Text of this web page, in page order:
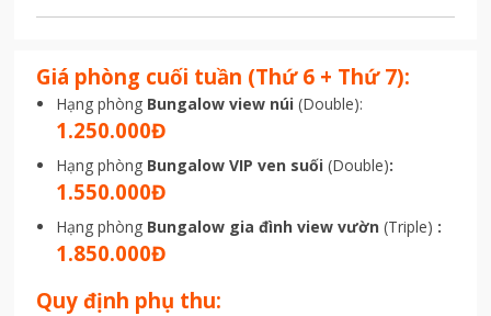
Giá phòng cuối tuần (Thứ 6 + Thứ 7):
Hạng phòng Bungalow view núi (Double):
1.250.000Đ
Hạng phòng Bungalow VIP ven suối (Double):
1.550.000Đ
Hạng phòng Bungalow gia đình view vườn (Triple) :
1.850.000Đ
Quy định phụ thu: